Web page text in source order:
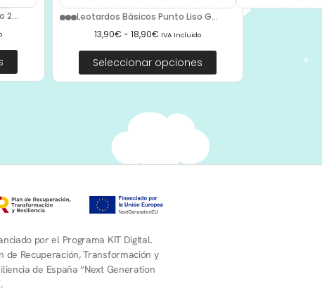
2...
Leotardos Básicos Punto Liso G...
13,90€ - 18,90€ IVA Incluido
Seleccionar opciones
por el Programa KIT Digital.
de Recuperación, Transformación y
de España “Next Generation